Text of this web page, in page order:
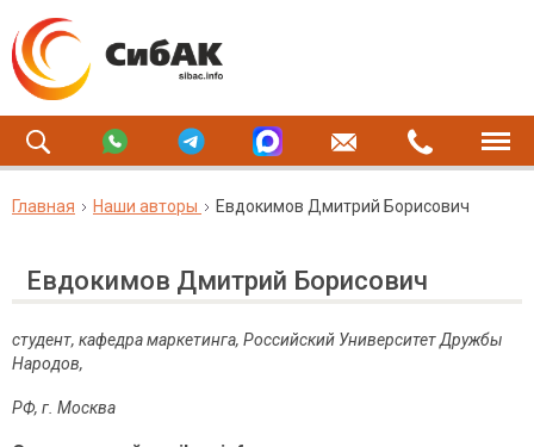
Главная Наши авторы Евдокимов Дмитрий Борисович
Евдокимов Дмитрий Борисович
студент, кафедра маркетинга, Российский Университет Дружбы
Народов,
РФ, г. Москва